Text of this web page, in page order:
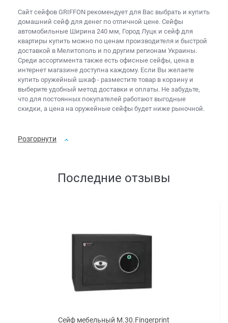
Сайт сейфов GRIFFON рекомендует для Вас выбрать и купить
домашний сейф для денегпо отличной цене. Сейфы
автомобильные Ширина 240 мм, Город Луцк и сейф для
квартиры купить можно по ценам производителя и быстрой
доставкой в Мелитополь и по другим регионам Украины.
Среди ассортимента также есть офисные сейфы, цена в
интернет магазине доступна каждому. Если Вы желаете
купить оружейный шкаф - разместите товар в корзину и
выберите удобный метод доставки и оплаты. Не забудьте,
что для постоянных покупателей работают выгодные
скидки, а цена на оружейные сейфы будет ниже рыночной.
Розгорнути
Последние отзывы
Сейф мебельный M.30.Fingerprint